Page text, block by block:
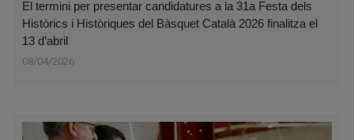
El termini per presentar candidatures a la 31a Festa dels
Històrics i Històriques del Bàsquet Català 2026 finalitza el
13 d’abril
08/04/2026